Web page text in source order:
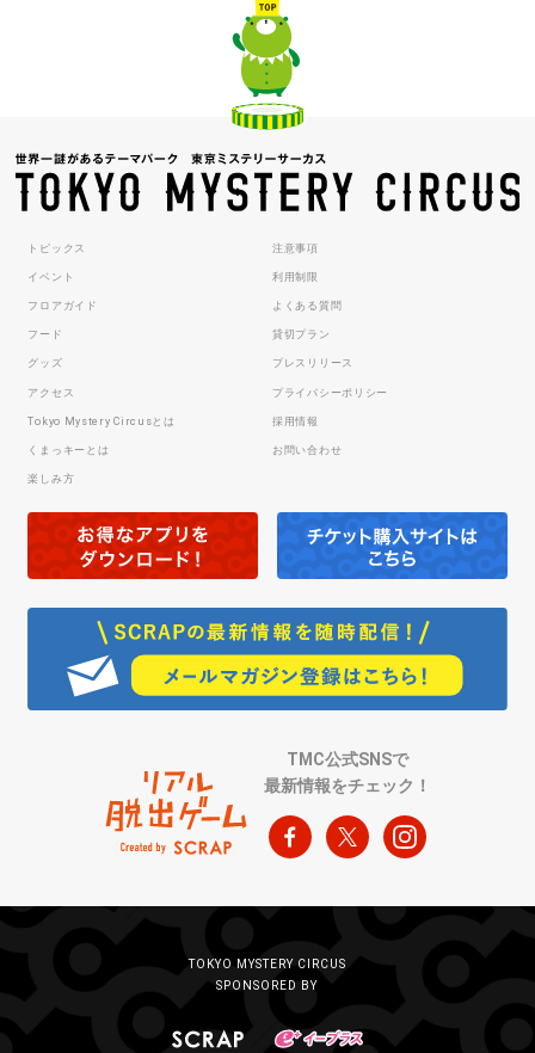
トピックス
イベント
フロアガイド
フード
グッズ
アクセス
Tokyo Mystery Circusとは
くまっキーとは
楽しみ方
注意事項
利用制限
よくある質問
貸切プラン
プレスリリース
プライバシーポリシー
採用情報
お問い合わせ
TMC公式SNSで
最新情報をチェック！
TOKYO MYSTERY CIRCUS
SPONSORED BY